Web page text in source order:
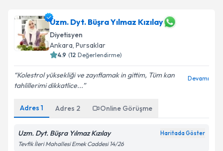
Uzm. Dyt. Büşra Yılmaz Kızılay
Diyetisyen
Ankara,Pursaklar
( Değerlendirme)
Kolestrol yüksekliği ve zayıflamak in gittim, Tüm kan
tahlillerimi dikkatlice...
Adres 1 Adres 2 Online Görüşme
Uzm. Dyt. Büşra Yılmaz Kızılay